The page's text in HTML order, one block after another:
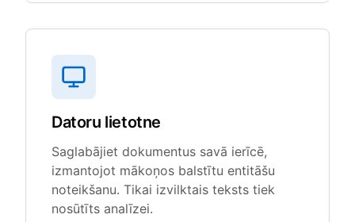
Datoru lietotne
Saglabājiet dokumentus savā ierīcē,
izmantojot mākoņos balstītu entitāšu
noteikšanu. Tikai izvilktais teksts tiek
nosūtīts analīzei.